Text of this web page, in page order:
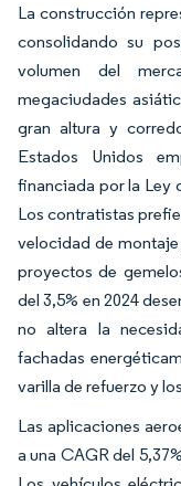
La construcción
consolidando su
volumen del
megaciudades
gran altura y
Estados Unidos
financiada por la Ley
Los contratistas
velocidad de
proyectos de
del 3,5% en 2024
no altera la
fachadas
varilla de refuerzo y
Las aplicaciones
a una CAGR del